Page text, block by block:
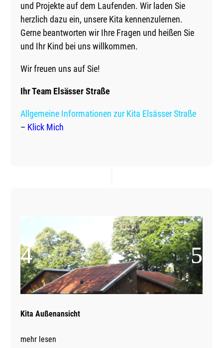
und Projekte auf dem Laufenden. Wir laden Sie
herzlich dazu ein, unsere Kita kennenzulernen.
Gerne beantworten wir Ihre Fragen und heißen Sie
und Ihr Kind bei uns willkommen.
Wir freuen uns auf Sie!
Ihr Team Elsässer Straße
Allgemeine Informationen zur Kita Elsässer Straße
– Klick Mich
Kita Außenansicht
mehr lesen